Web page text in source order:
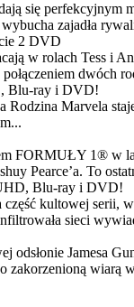
się perfekcyjnym
zajadła
2 DVD
rolach Tess i
dwóch
Blu-ray i DVD!
Marvela
FORMUŁY 1® w
Pearce’a. To
Blu-ray i DVD!
kultowej serii,
sieci
Jamesa
zakorzenioną wiarą